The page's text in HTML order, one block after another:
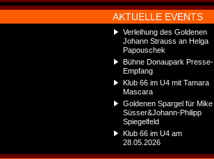
AKTUELLE EVENTS
Verleihung des Goldenen
Johann Strauss an Helga
Papouschek
Bühne Donaupark Presse-
Empfang
Klub 66 im U4 mit Tamara
Mascara
Goldenen Spargel für Mike
Süsser&Johann-Philipp
Spiegelfeld
Klub 66 im U4 am
28.05.2026